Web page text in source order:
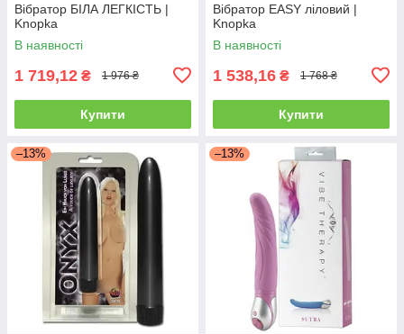
Вібратор БІЛА ЛЕГКІСТЬ |
Knopka
В наявності
1 719,12 ₴ 1 976 ₴
Купити
Вібратор EASY ліловий |
Knopka
В наявності
1 538,16 ₴ 1 768 ₴
Купити
–13% –13%